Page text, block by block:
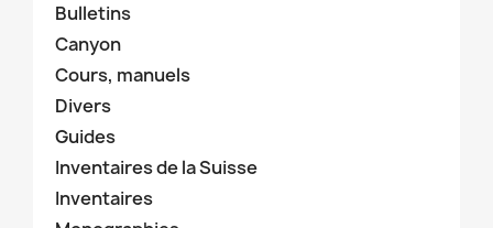
Bulletins
Canyon
Cours, manuels
Divers
Guides
Inventaires de la Suisse
Inventaires